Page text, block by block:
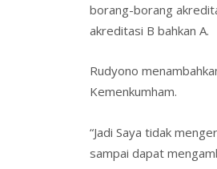
borang-borang
akreditasi B bahkan A.
Rudyono
Kemenkumham.
“Jadi Saya tidak
sampai dapat